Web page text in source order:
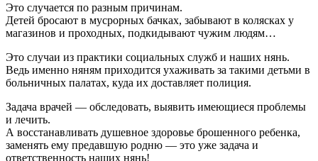
Это случается по разным причинам.
Детей бросают в мусрорных бачках, забывают в колясках у
магазинов и проходных, подкидывают чужим людям…
Это случаи из практики социальных служб и наших нянь.
Ведь именно няням приходится ухаживать за такими детьми в
больничных палатах, куда их доставляет полиция.
Задача врачей — обследовать, выявить имеющиеся проблемы
и лечить.
А восстанавливать душевное здоровье брошенного ребенка,
заменять ему предавшую родню — это уже задача и
ответственность наших нянь!